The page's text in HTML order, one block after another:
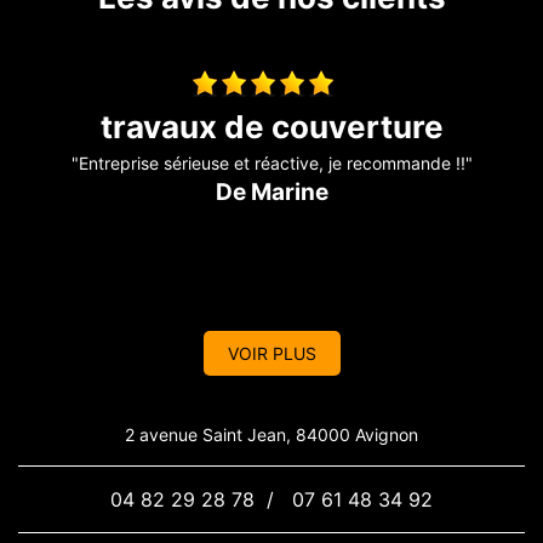
Travaux de couverture
"Au top !! "
De Ornella
VOIR PLUS
2 avenue Saint Jean, 84000 Avignon
04 82 29 28 78 / 07 61 48 34 92